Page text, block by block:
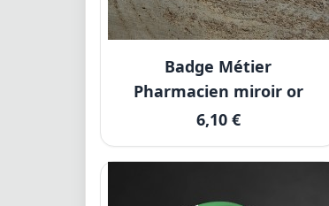
Badge Métier
Pharmacien miroir or
6,10 €